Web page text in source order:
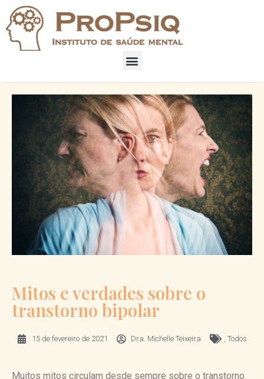
Mitos e verdades sobre o
transtorno bipolar
15 de fevereiro de 2021 Dra. Michelle Teixeira , Todos
Muitos mitos circulam desde sempre sobre o transtorno